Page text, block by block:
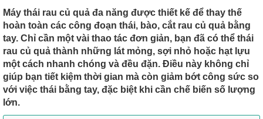
Máy thái rau củ quả đa năng được thiết kế để thay thế
hoàn toàn các công đoạn thái, bào, cắt rau củ quả bằng
tay. Chỉ cần một vài thao tác đơn giản, bạn đã có thể thái
rau củ quả thành những lát mỏng, sợi nhỏ hoặc hạt lựu
một cách nhanh chóng và đều đặn. Điều này không chỉ
giúp bạn tiết kiệm thời gian mà còn giảm bớt công sức so
với việc thái bằng tay, đặc biệt khi cần chế biến số lượng
lớn.